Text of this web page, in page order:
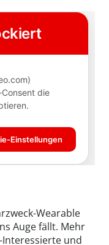
Wearable
Auge fällt. Mehr
Interessierte und